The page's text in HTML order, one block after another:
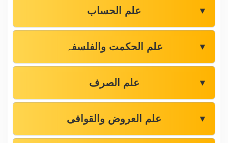
علم الحساب ▼
علم الحکمت والفلسفہ ▼
علم الصرف ▼
علم العروض والقوافی ▼